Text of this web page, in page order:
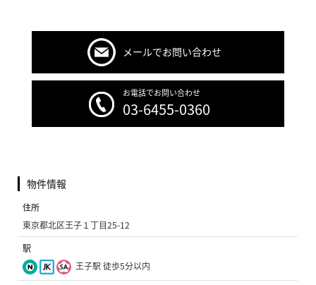
メールでお問い合わせ
お電話でお問い合わせ
03-6455-0360
物件情報
住所
東京都北区王子１丁目25-12
駅
王子駅 徒歩5分以内